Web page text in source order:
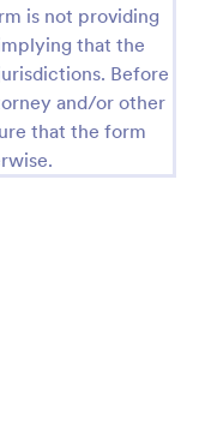
is not providing
that the
Before
and/or other
that the form